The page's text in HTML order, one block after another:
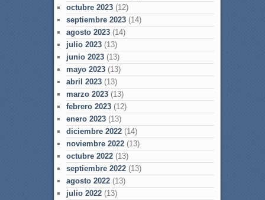
octubre 2023(12)
septiembre 2023(14)
agosto 2023(14)
julio 2023(13)
junio 2023(13)
mayo 2023(13)
abril 2023(13)
marzo 2023(13)
febrero 2023(12)
enero 2023(13)
diciembre 2022(14)
noviembre 2022(13)
octubre 2022(13)
septiembre 2022(13)
agosto 2022(13)
julio 2022(13)